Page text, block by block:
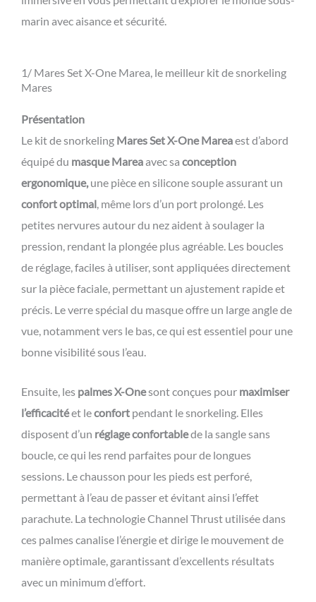
marin avec aisance et sécurité.
1/ Mares Set X-One Marea, le meilleur kit de snorkeling
Mares
Présentation
Le kit de snorkeling Mares Set X-One Mareaest d’abord
équipé du masque Mareaavec sa conception
ergonomique, une pièce en silicone souple assurant un
confort optimal , même lors d’un port prolongé. Les
petites nervures autour du nez aident à soulager la
pression, rendant la plongée plus agréable. Les boucles
de réglage, faciles à utiliser, sont appliquées directement
sur la pièce faciale, permettant un ajustement rapide et
précis. Le verre spécial du masque offre un large angle de
vue, notamment vers le bas, ce qui est essentiel pour une
bonne visibilité sous l’eau.
Ensuite, les palmes X-Onesont conçues pour maximiser
l’efficacitéet leconfort pendant le snorkeling. Elles
disposent d’un réglage confortablede la sangle sans
boucle, ce qui les rend parfaites pour de longues
sessions. Le chausson pour les pieds est perforé,
permettant à l’eau de passer et évitant ainsi l’effet
parachute. La technologie Channel Thrust utilisée dans
ces palmes canalise l’énergie et dirige le mouvement de
manière optimale, garantissant d’excellents résultats
avec un minimum d’effort.